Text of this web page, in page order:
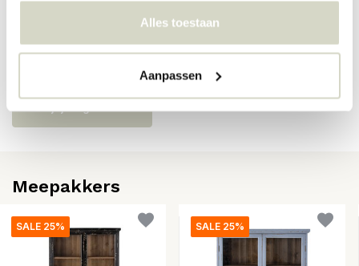
Alles toestaan
Aanpassen
Meepakkers
SALE 25% SALE 25%